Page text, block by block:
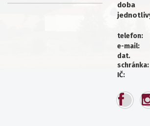
doba
telefon:
e-mail:
dat.
schránka:
IČ: